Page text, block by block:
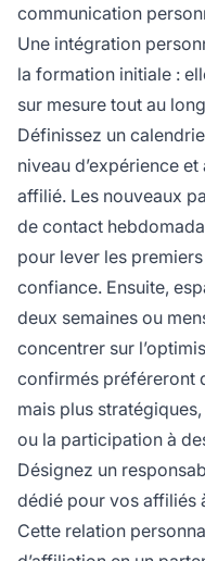
communication
Une intégration
la formation initiale :
sur mesure tout au
Définissez un
niveau d’expérience
affilié. Les nouveaux
de contact
pour lever les
confiance. Ensuite,
deux semaines ou
concentrer sur
confirmés préféreront
mais plus
ou la participation à
Désignez un
dédié pour vos affiliés
Cette relation